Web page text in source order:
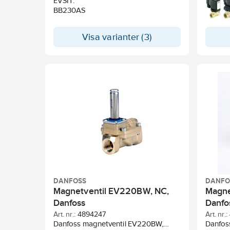
BB230AS
Visa varianter (3)
utan
och
finns
enligt
IP65.
DANFOSS
Magnetventil EV220BW, NC,
Danfoss
Art. nr.: 4894247
Danfoss magnetventil EV220BW,
Art. nr.: